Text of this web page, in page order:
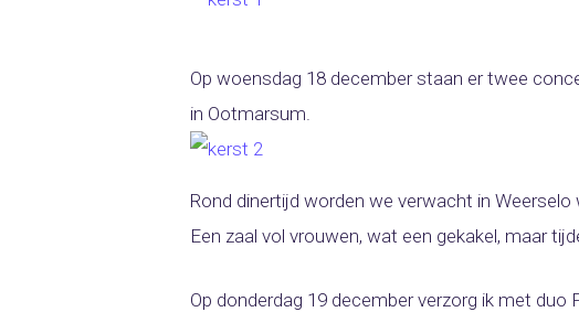
Op woensdag 18 december staan er twee
in Ootmarsum.
Rond dinertijd worden we verwacht in
Een zaal vol vrouwen, wat een gekakel, maar
Op donderdag 19 december verzorg ik met